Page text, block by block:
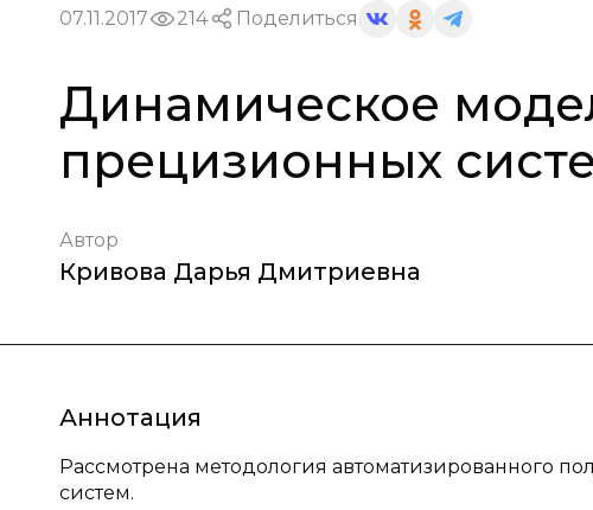
07.11.2017 214 Поделиться
Динамическое
прецизионных
Автор
Кривова Дарья Дмитриевна
Аннотация
Рассмотрена методология автоматизированного
систем.